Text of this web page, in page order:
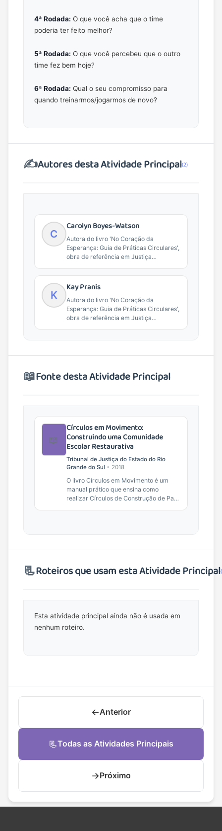
4ª Rodada: O que você acha que o time
poderia ter feito melhor?
5ª Rodada: O que você percebeu que o outro
time fez bem hoje?
6ª Rodada: Qual o seu compromisso para
quando treinarmos/jogarmos de novo?
✍️Autores desta Atividade Principal(2)
C
Carolyn Boyes-Watson
Autora do livro 'No Coração da
Esperança: Guia de Práticas Circulares',
obra de referência em Justiça
K
Kay Pranis
Autora do livro 'No Coração da
Esperança: Guia de Práticas Circulares',
obra de referência em Justiça
📖Fonte desta Atividade Principal
📖
Círculos em Movimento:
Construindo uma Comunidade
Escolar Restaurativa
Tribunal de Justiça do Estado do Rio
Grande do Sul • 2018
O livro Círculos em Movimento é um
manual prático que ensina como
realizar Círculos de Construção de Paz,
📃Roteiros que usam esta Atividade Principal
Esta atividade principal ainda não é usada em
nenhum roteiro.
←Anterior
📃Todas as Atividades Principais
→Próximo